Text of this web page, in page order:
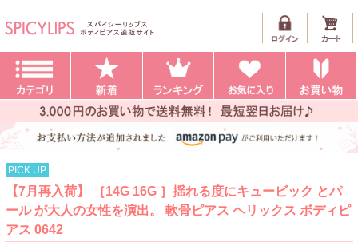
PICK UP
【7月再入荷】 ［14G 16G ］揺れる度にキュービック とパ
ール が大人の女性を演出。 軟骨ピアス ヘリックス ボディピ
アス 0642